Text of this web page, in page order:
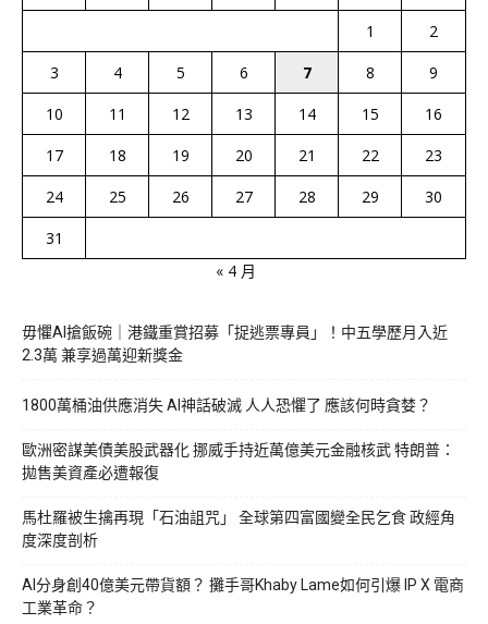
1
2
3
4 5 6 7 8
9
10
11 12 13 14 15
16
17
18 19 20 21 22
23
24
25 26 27 28 29
30
31
« 4 月
毋懼AI搶飯碗｜港鐵重賞招募「捉逃票專員」！中五學歷月入近
2.3萬 兼享過萬迎新獎金
1800萬桶油供應消失 AI神話破滅 人人恐懼了 應該何時貪婪？
歐洲密謀美債美股武器化 挪威手持近萬億美元金融核武 特朗普：
拋售美資產必遭報復
馬杜羅被生擒再現「石油詛咒」 全球第四富國變全民乞食 政經角
度深度剖析
AI分身創40億美元帶貨額？ 攤手哥Khaby Lame如何引爆 IP X 電商
工業革命？